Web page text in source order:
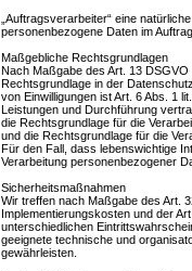
„Auftragsverarbeiter“ eine
personenbezogene Daten im
Maßgebliche Rechtsgrundlagen
Nach Maßgabe des Art. 13
Rechtsgrundlage in der
von Einwilligungen ist Art. 6 Abs. 1
Leistungen und Durchführung
die Rechtsgrundlage für die
und die Rechtsgrundlage für die
Für den Fall, dass lebenswichtige
Verarbeitung personenbezogener
Sicherheitsmaßnahmen
Wir treffen nach Maßgabe des Art.
Implementierungskosten und der
unterschiedlichen
geeignete technische und
gewährleisten.